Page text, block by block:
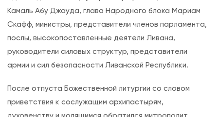
я
в
д
е
н
Камаль Абу Джауда, глава Народного блока Мариам
Скафф, министры, представители членов парламента,
послы, высокопоставленные деятели Ливана,
руководители силовых структур, представители
армии и сил безопасности Ливанской Республики.
После отпуста Божественной литургии со словом
приветствия к сослужащим архипастырям,